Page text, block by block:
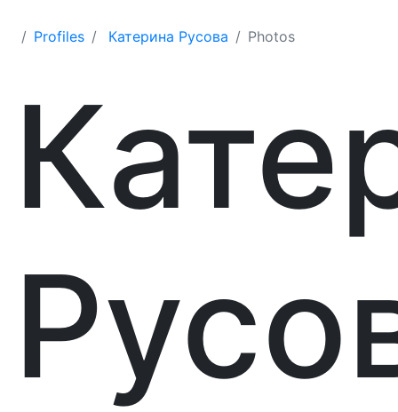
Profiles Катерина Русова Photos